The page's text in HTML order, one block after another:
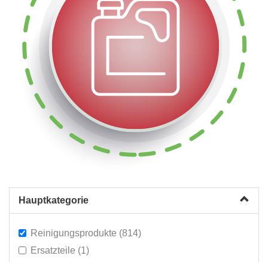
Hauptkategorie
Reinigungsprodukte (814)
Ersatzteile (1)